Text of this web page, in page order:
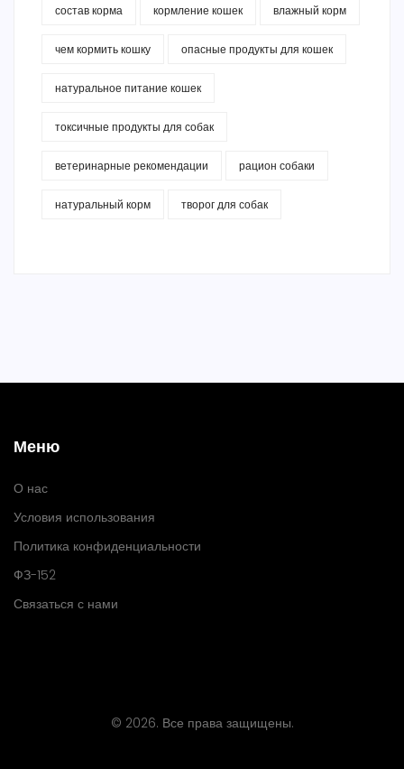
состав корма кормление кошек влажный корм
чем кормить кошку опасные продукты для кошек
натуральное питание кошек
токсичные продукты для собак
ветеринарные рекомендации рацион собаки
натуральный корм творог для собак
Меню
О нас
Условия использования
Политика конфиденциальности
ФЗ-152
Связаться с нами
© 2026. Все права защищены.